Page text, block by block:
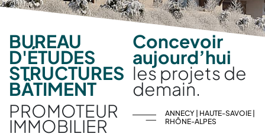
ANNECY | HAUTE-SAVOIE |
RHÔNE-ALPES
Concevoir
aujourd’hui
les projets de
demain.
BUREAU
D'ÉTUDES
STRUCTURES
BÂTIMENT
PROMOTEUR
IMMOBILIER